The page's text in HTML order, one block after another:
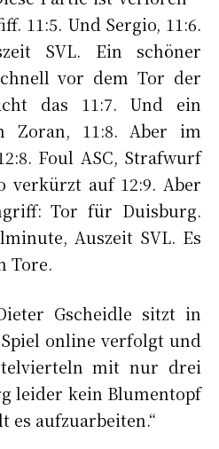
11:5. Und Sergio, 11:6.
SVL. Ein schöner
vor dem Tor der
das 11:7. Und ein
Zoran, 11:8. Aber im
Foul ASC, Strafwurf
verkürzt auf 12:9. Aber
Tor für Duisburg.
Auszeit SVL. Es
Tore.
Gscheidle sitzt in
online verfolgt und
mit nur drei
leider kein Blumentopf
es aufzuarbeiten.“